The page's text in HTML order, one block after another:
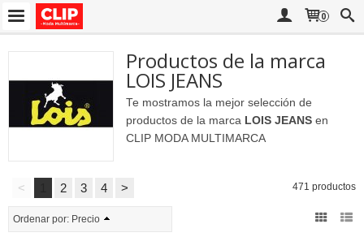
0
Productos de la marca
LOIS JEANS
Te mostramos la mejor selección de
productos de la marca LOIS JEANS en
CLIP MODA MULTIMARCA
< 2 3 4 > 471 productos
Ordenar por: Precio